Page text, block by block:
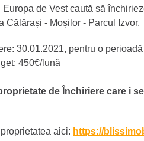
de Vest caută să
Călărași - Moșilor - Parcul Izvor.
30.01.2021, pentru o
450€/lună
de Închiriere care i
aici: https://